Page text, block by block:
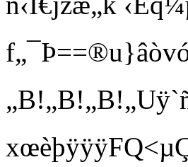
f„¯Þ==®u}âòvóýê